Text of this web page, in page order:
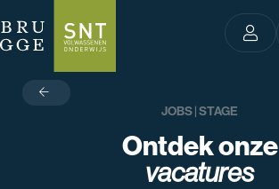
JOBS | STAGE
Ontdek onze
vacatures